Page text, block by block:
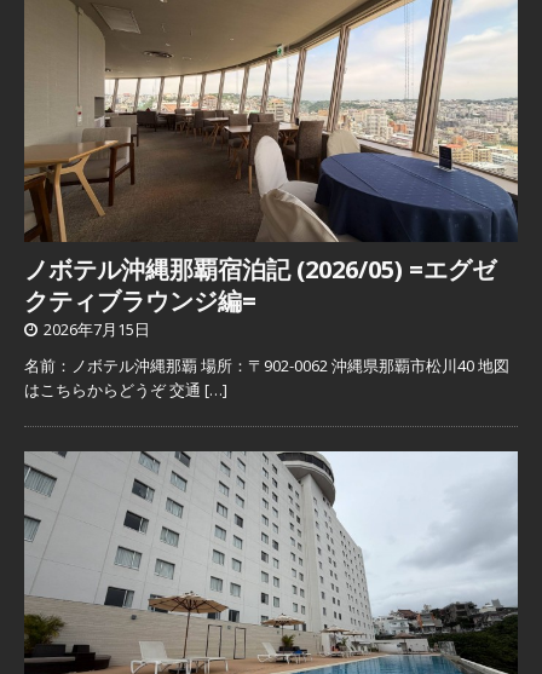
ノボテル沖縄那覇宿泊記 (2026/05) =エグゼ
クティブラウンジ編=
2026年7月15日
名前：ノボテル沖縄那覇 場所：〒902-0062 沖縄県那覇市松川40 地図
はこちらからどうぞ 交通 […]